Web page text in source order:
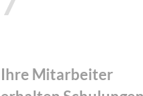
Ihre Mitarbeiter